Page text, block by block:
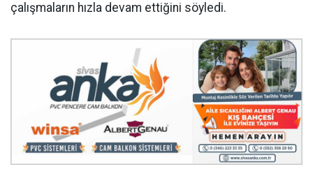
çalışmaların hızla devam ettiğini söyledi.